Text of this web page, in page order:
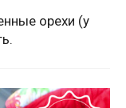
орехи (у